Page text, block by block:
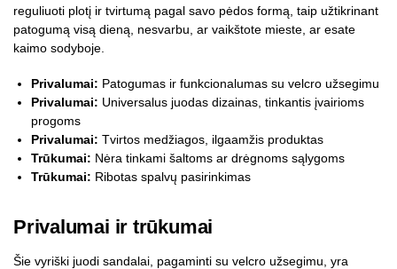
reguliuoti plotį ir tvirtumą pagal savo pėdos formą, taip užtikrinant
patogumą visą dieną, nesvarbu, ar vaikštote mieste, ar esate
kaimo sodyboje.
Privalumai: Patogumas ir funkcionalumas su velcro užsegimu
Privalumai: Universalus juodas dizainas, tinkantis įvairioms
progoms
Privalumai: Tvirtos medžiagos, ilgaamžis produktas
Trūkumai: Nėra tinkami šaltoms ar drėgnoms sąlygoms
Trūkumai: Ribotas spalvų pasirinkimas
Privalumai ir trūkumai
Šie vyriški juodi sandalai, pagaminti su velcro užsegimu, yra